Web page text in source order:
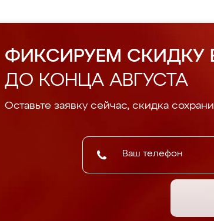
ФИКСИРУЕМ СКИДКУ
ДО КОНЦА АВГУСТА
Оставьте заявку сейчас, скидка